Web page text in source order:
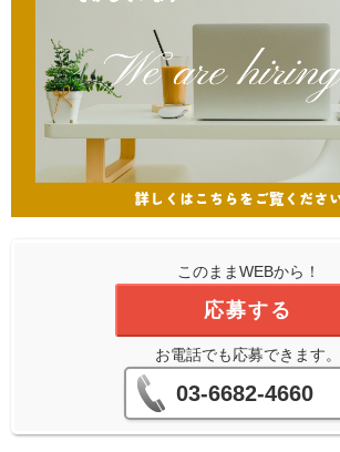
このままWEBから！
応募する
お電話でも応募できます。
03-6682-4660